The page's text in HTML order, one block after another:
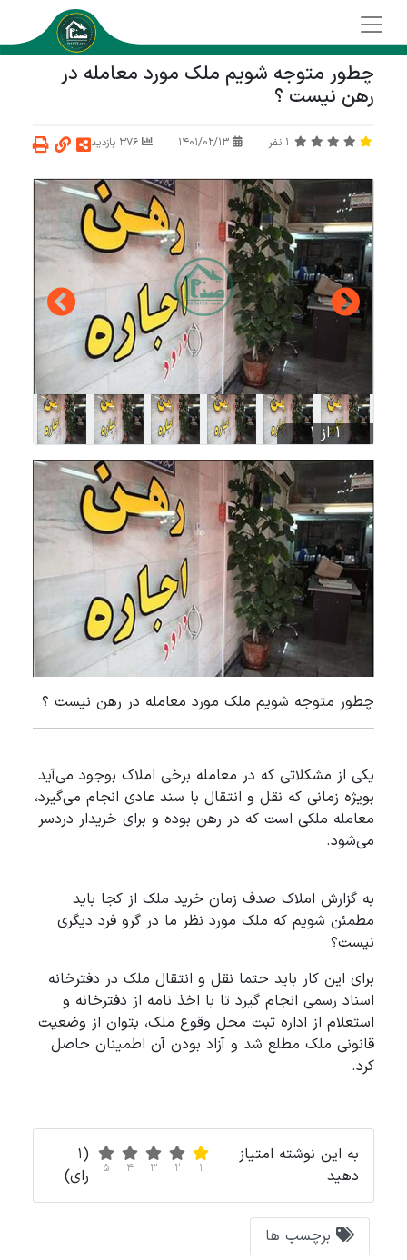
چطور متوجه شویم ملک مورد معامله در
رهن نیست ؟
1 نفر
1 از 1
چطور متوجه شویم ملک مورد معامله در رهن نیست ؟
یکی از مشکلاتی که در معامله برخی املاک بوجود می‌آید
بویژه زمانی که نقل و انتقال با سند عادی انجام می‌گیرد،
معامله ملکی است که در رهن بوده و برای خریدار دردسر
می‌شود.
به گزارش املاک صدف زمان خرید ملک از کجا باید
مطمئن شویم که ملک مورد نظر ما در گرو فرد دیگری
نیست؟
برای این کار باید حتما نقل و انتقال ملک در دفترخانه
اسناد رسمی انجام گیرد تا با اخذ نامه از دفترخانه و
استعلام از اداره ثبت محل وقوع ملک، بتوان از وضعیت
قانونی ملک مطلع شد و آزاد بودن آن اطمینان حاصل
کرد.
به این نوشته امتیاز
دهید
1
2
3
4
5
(1
رای)
برچسب ها